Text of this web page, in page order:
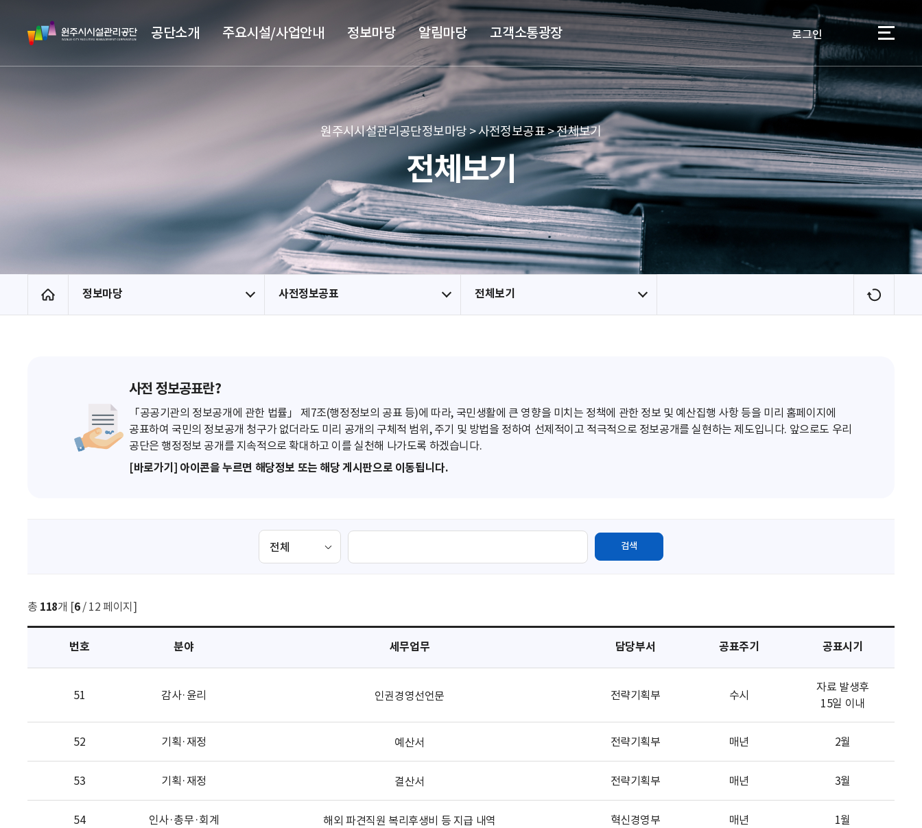
본문 바로가기
메뉴 바로가기
원
주
시
관
단
공단소개 주요시설/사업안내 정보마당 알림마당 고객소통광장 로그인 이용자
원주시시설관리공단정보마당 > 사전정보공표 > 전체보기
전체보기
홈 정보마당 사전정보공표 전체보기
새
로
사전 정보공표란?
「공공기관의 정보공개에 관한 법률」 제7조(행정정보의 공표 등)에 따라, 국민생활에 큰 영향을 미치는 정책에 관한 정보 및 예산집행 사항 등을 미리 홈페이지에
공표하여 국민의 정보공개 청구가 없더라도 미리 공개의 구체적 범위, 주기 및 방법을 정하여 선제적이고 적극적으로 정보공개를 실현하는 제도입니다. 앞으로도 우리
공단은 행정정보 공개를 지속적으로 확대하고 이를 실천해 나가도록 하겠습니다.
[바로가기] 아이콘을 누르면 해당정보 또는 해당 게시판으로 이동됩니다.
검
검색
총 118개 [6/ 12 페이지]
번호 분야 세무업무 담당부서 공표주기 공표시기
51 감사·윤리 인권경영선언문 전략기획부 수시
자료 발생후
15일 이내
52 기획·재정 예산서 전략기획부 매년 2월
53 기획·재정 결산서 전략기획부 매년 3월
54 인사·총무·회계 해외 파견직원 복리후생비 등 지급 내역 혁신경영부 매년 1월